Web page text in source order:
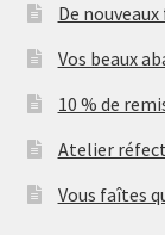
De
Vos beaux
10 % de
Atelier
Vous faîtes